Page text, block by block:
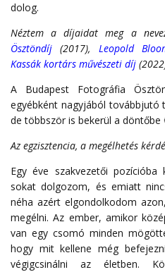
dolog.
Néztem a díjaidat meg a
Ösztöndíj (2017), Leopold
Kassák kortárs művészeti díj
A Budapest Fotográfia
egyébként nagyjából továbbjutó
de többször is bekerül a döntőbe
Az egzisztencia, a megélhetés
Egy éve szakvezetői
sokat dolgozom, és emiatt
néha azért elgondolkodom
megélni. Az ember, amikor
van egy csomó minden
hogy mit kellene még
végigcsinálni az életben.